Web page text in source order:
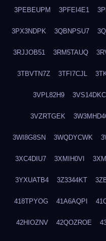
3PEBEUPM 3PFEI4E1
3PX3NDPK 3QBNPSU7
3RJJOB51 3RM5TAUQ
3TBVTN7Z 3TFI7CJL
3VPL82H9 3VS14DKC
3VZRTGEK
3WI8G8SN 3WQDYCWK
3XC4DIU7 3XMIH0VI
3YXUATB4 3Z3344KT
418TPYOG 41A6AQPI
42HIOZNV 42QOZROE